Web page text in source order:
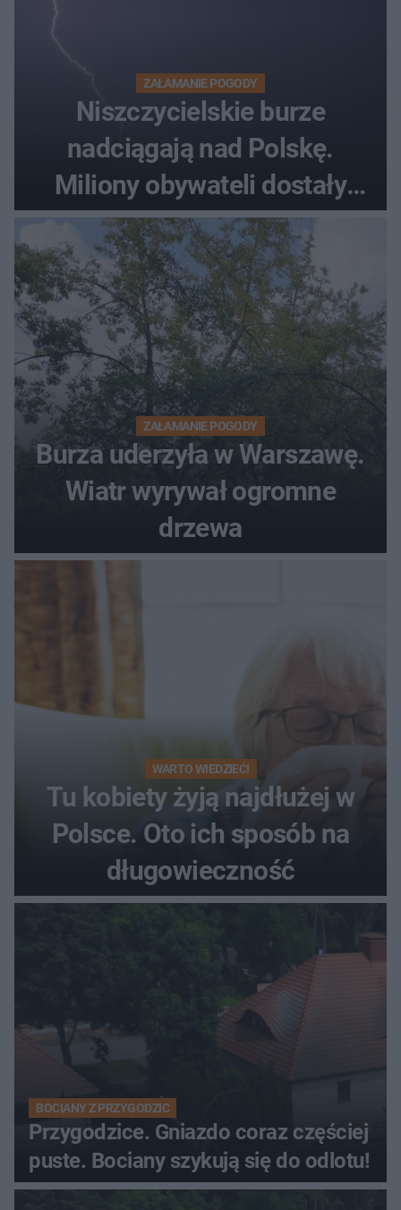
ZAŁAMANIE POGODY
Niszczycielskie burze
nadciągają nad Polskę.
Miliony obywateli dostały
wiadomości z pilnym
ostrzeżeniem
ZAŁAMANIE POGODY
Burza uderzyła w Warszawę.
Wiatr wyrywał ogromne
drzewa
WARTO WIEDZIEĆ!
Tu kobiety żyją najdłużej w
Polsce. Oto ich sposób na
długowieczność
BOCIANY Z PRZYGODZIC
Przygodzice. Gniazdo coraz częściej
puste. Bociany szykują się do odlotu!